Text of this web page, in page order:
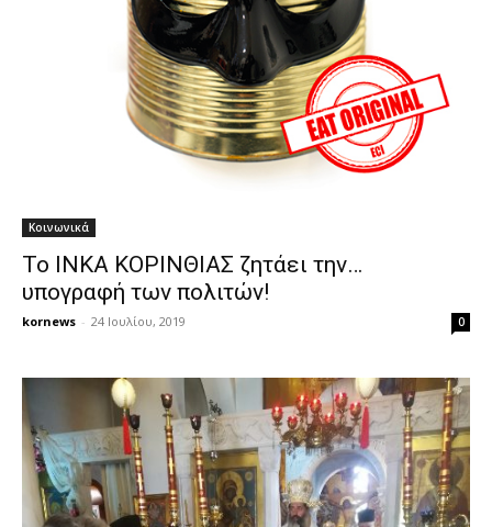
Κοινωνικά
Το ΙΝΚΑ ΚΟΡΙΝΘΙΑΣ ζητάει την…
υπογραφή των πολιτών!
kornews - 24 Ιουλίου, 2019 0